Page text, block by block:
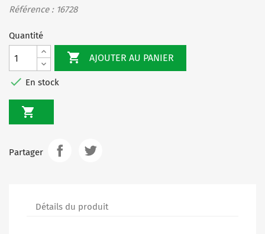
Référence : 16728
Quantité
 AJOUTER AU PANIER
 En stock

Partager
Détails du produit